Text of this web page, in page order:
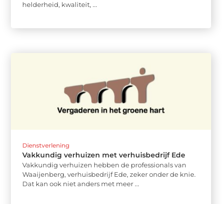
helderheid, kwaliteit, ...
Dienstverlening
Vakkundig verhuizen met verhuisbedrijf Ede
Vakkundig verhuizen hebben de professionals van
Waaijenberg, verhuisbedrijf Ede, zeker onder de knie.
Dat kan ook niet anders met meer ...